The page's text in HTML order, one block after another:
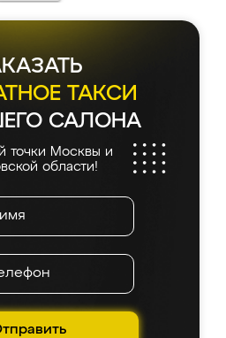
ТАКСИ
САЛОНА
точки Москвы и
области!